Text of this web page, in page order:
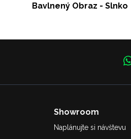
Bavlnený Obraz - Slnko
Showroom
Naplánujte si návštevu